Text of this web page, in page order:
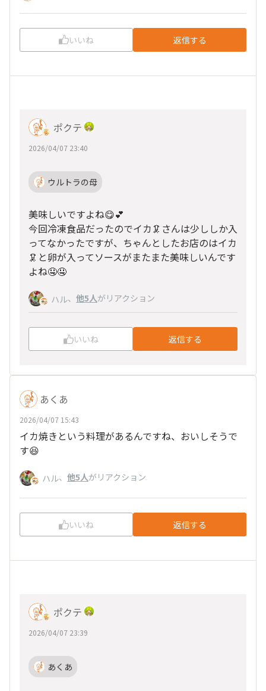
いいね 返信する
ポクテ
2026/04/07 23:40
ウルトラの母
美味しいですよね😋💕
今回冷凍食品だったのでイカ🦑さんは少ししか入
ってなかったですが、ちゃんとしたお店のはイカ
🦑と卵が入ってソースがまたまた美味しいんです
よね🤤🤤
ハル、 他5人がリアクション
いいね 返信する
あくあ
2026/04/07 15:43
イカ焼きという料理があるんですね、おいしそうで
す😆
ハル、 他5人がリアクション
いいね 返信する
ポクテ
2026/04/07 23:39
あくあ